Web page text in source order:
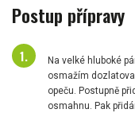
Postup přípravy
Na velké hluboké
osmažím
opeču. Postupně
osmahnu. Pak